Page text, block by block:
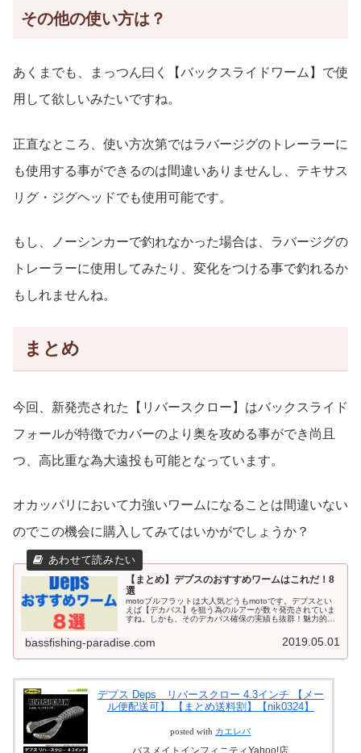
その他の使い方は？
あくまでも、まっつん曰く【バックスライドワーム】で使
用して欲しいみたいですね。
正直なところ、使い方次第ではラバージグのトレーラーに
も使用する事ができるのは間違いありませんし、テキサス
リグ・ジグヘッドでも使用可能です。
もし、ノーシンカーで釣れなかった場合は、ラバージグの
トレーラーに使用してみたり、変化をつける事で釣れるか
もしれませんね。
まとめ
今回、新発売された【リバースクロー】はバックスライド
フォールが特徴でカバーのより奥を攻める事ができ尚且
つ、高比重な為大遠投も可能となっています。
オカッパリにおいて力強いワームになることは間違いない
のでこの機会に購入してみてはいかがでしょうか？
【まとめ】デプスのおすすめワームはこれだ！8
選
motoブルフラットは大人気どうもmotoです。デプスとい
えば【デカバス】を狙う為のルアーが数々発売されていま
すね。しかも、そのデカバス確保の実績も抜群！魅力的な
bassfishing-paradise.com 2019.05.01
デプス Deps リバースクロー 4.3インチ 【メー
ル便配送可】 【まとめ送料割】【nik0324】
posted with カエレバ
バスメイトインフィニティYahoo!店